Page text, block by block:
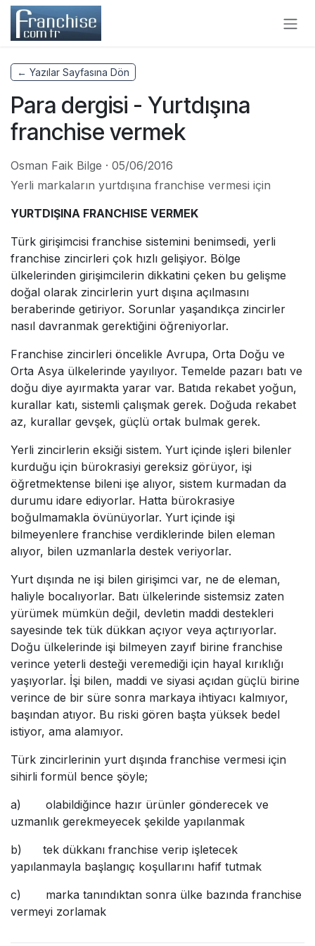
Skip to Content
← Yazılar Sayfasına Dön
Para dergisi - Yurtdışına
franchise vermek
Osman Faik Bilge · 05/06/2016
Yerli markaların yurtdışına franchise vermesi için
YURTDIŞINA FRANCHISE VERMEK
Türk girişimcisi franchise sistemini benimsedi, yerli
franchise zincirleri çok hızlı gelişiyor. Bölge
ülkelerinden girişimcilerin dikkatini çeken bu gelişme
doğal olarak zincirlerin yurt dışına açılmasını
beraberinde getiriyor. Sorunlar yaşandıkça zincirler
nasıl davranmak gerektiğini öğreniyorlar.
Franchise zincirleri öncelikle Avrupa, Orta Doğu ve
Orta Asya ülkelerinde yayılıyor. Temelde pazarı batı ve
doğu diye ayırmakta yarar var. Batıda rekabet yoğun,
kurallar katı, sistemli çalışmak gerek. Doğuda rekabet
az, kurallar gevşek, güçlü ortak bulmak gerek.
Yerli zincirlerin eksiği sistem. Yurt içinde işleri bilenler
kurduğu için bürokrasiyi gereksiz görüyor, işi
öğretmektense bileni işe alıyor, sistem kurmadan da
durumu idare ediyorlar. Hatta bürokrasiye
boğulmamakla övünüyorlar. Yurt içinde işi
bilmeyenlere franchise verdiklerinde bilen eleman
alıyor, bilen uzmanlarla destek veriyorlar.
Yurt dışında ne işi bilen girişimci var, ne de eleman,
haliyle bocalıyorlar. Batı ülkelerinde sistemsiz zaten
yürümek mümkün değil, devletin maddi destekleri
sayesinde tek tük dükkan açıyor veya açtırıyorlar.
Doğu ülkelerinde işi bilmeyen zayıf birine franchise
verince yeterli desteği veremediği için hayal kırıklığı
yaşıyorlar. İşi bilen, maddi ve siyasi açıdan güçlü birine
verince de bir süre sonra markaya ihtiyacı kalmıyor,
başından atıyor. Bu riski gören başta yüksek bedel
istiyor, ama alamıyor.
Türk zincirlerinin yurt dışında franchise vermesi için
sihirli formül bence şöyle;
a) olabildiğince hazır ürünler gönderecek ve
uzmanlık gerekmeyecek şekilde yapılanmak
b) tek dükkanı franchise verip işletecek
yapılanmayla başlangıç koşullarını hafif tutmak
c) marka tanındıktan sonra ülke bazında franchise
vermeyi zorlamak